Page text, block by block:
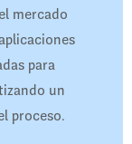
mercado
para
un
proceso.